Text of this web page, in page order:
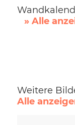
» Alle
Weitere
Alle